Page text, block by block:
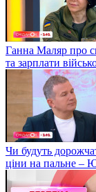
Ганна Маляр про
та зарплати
Чи будуть
ціни на пальне –